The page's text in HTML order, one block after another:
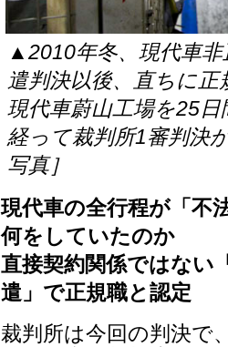
▲2010年冬、現代車
遣判決以後、直ちに
現代車蔚山工場を25
経って裁判所1審判決
写真］
現代車の全行程が「不
何をしていたのか
直接契約関係ではない
遣」で正規職と認定
裁判所は今回の判決で